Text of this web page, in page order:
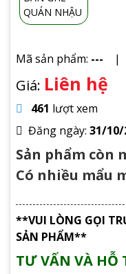
Mã sản phẩm: ---
Giá: Liên hệ
461 lượt xem
Đăng ngày: 31/10/
Sản phẩm còn
Có nhiều mẩu
**VUI LÒNG GỌI
SẢN PHẨM**
TƯ VẤN VÀ HỖ